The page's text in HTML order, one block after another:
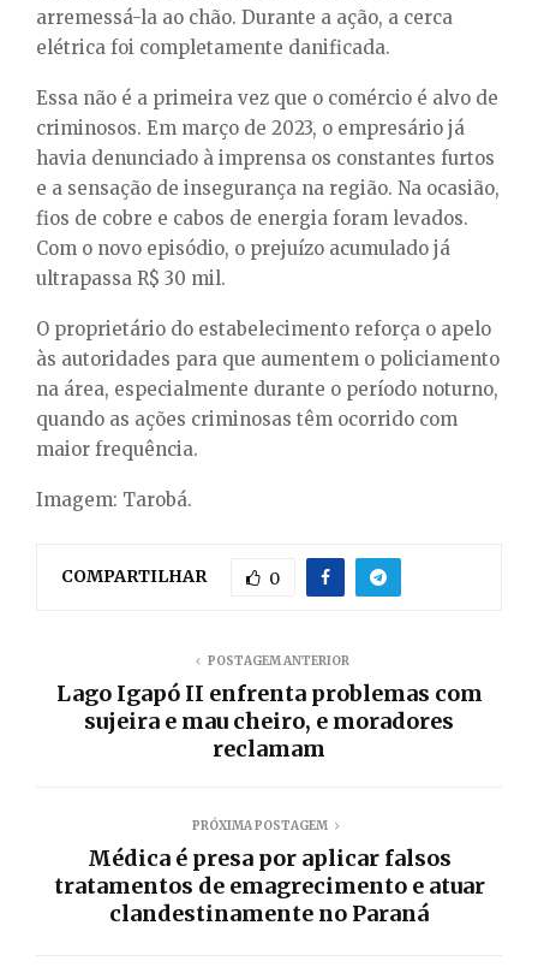
arremessá-la ao chão. Durante a ação, a cerca
elétrica foi completamente danificada.
Essa não é a primeira vez que o comércio é alvo de
criminosos. Em março de 2023, o empresário já
havia denunciado à imprensa os constantes furtos
e a sensação de insegurança na região. Na ocasião,
fios de cobre e cabos de energia foram levados.
Com o novo episódio, o prejuízo acumulado já
ultrapassa R$ 30 mil.
O proprietário do estabelecimento reforça o apelo
às autoridades para que aumentem o policiamento
na área, especialmente durante o período noturno,
quando as ações criminosas têm ocorrido com
maior frequência.
Imagem: Tarobá.
COMPARTILHAR 0
POSTAGEM ANTERIOR
Lago Igapó II enfrenta problemas com
sujeira e mau cheiro, e moradores
reclamam
PRÓXIMA POSTAGEM
Médica é presa por aplicar falsos
tratamentos de emagrecimento e atuar
clandestinamente no Paraná